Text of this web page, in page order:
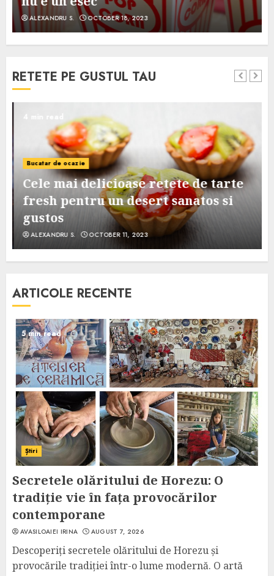
ALEXANDRU S. OCTOBER 18, 2023
RETETE PE GUSTUL TAU
4 min read
Bucatar de ocazie
Cele mai delicioase retete de tarte
fresh pentru un desert sanatos si
gustos
ALEXANDRU S. OCTOBER 11, 2023
ARTICOLE RECENTE
5 min read
Știri
Secretele olăritului de Horezu: O
tradiție vie în fața provocărilor
contemporane
AVASILOAIEI IRINA AUGUST 7, 2026
Descoperiți secretele olăritului de Horezu și
provocările tradiției într-o lume modernă. O artă